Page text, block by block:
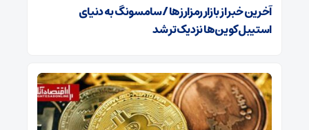
آخرین خبر از بازار رمزارزها / سامسونگ به دنیای
استیبل‌کوین‌ها نزدیک‌تر شد